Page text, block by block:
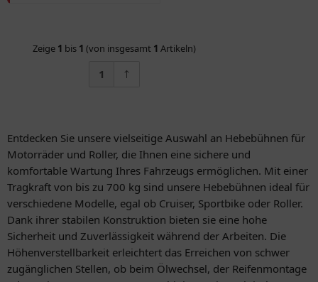
Zeige 1 bis 1 (von insgesamt 1 Artikeln)
1
Entdecken Sie unsere vielseitige Auswahl an Hebebühnen für
Motorräder und Roller, die Ihnen eine sichere und
komfortable Wartung Ihres Fahrzeugs ermöglichen. Mit einer
Tragkraft von bis zu 700 kg sind unsere Hebebühnen ideal für
verschiedene Modelle, egal ob Cruiser, Sportbike oder Roller.
Dank ihrer stabilen Konstruktion bieten sie eine hohe
Sicherheit und Zuverlässigkeit während der Arbeiten. Die
Höhenverstellbarkeit erleichtert das Erreichen von schwer
zugänglichen Stellen, ob beim Ölwechsel, der Reifenmontage